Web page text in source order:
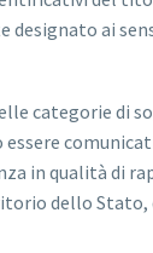
designato ai
categorie di
in qualità di
dello Stato,